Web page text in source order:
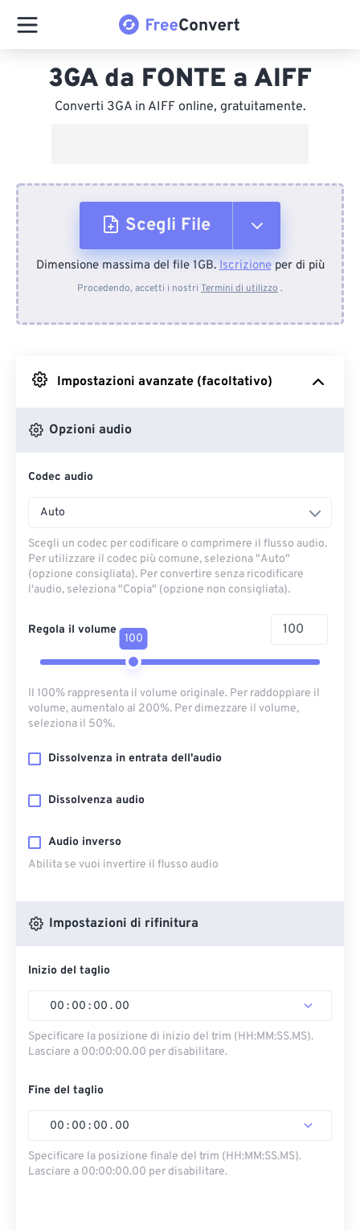
3GA da FONTE a AIFF
Converti 3GA in AIFF online, gratuitamente.
Scegli File
Dal dispositivo
Da Google Drive
Dimensione massima del file 1GB.Iscrizioneper di più
Procedendo, accetti i nostri Termini di utilizzo .
Impostazioni avanzate (facoltativo)
Opzioni audio
Codec audio
Auto
Scegli un codec per codificare o comprimere il flusso audio.
Per utilizzare il codec più comune, seleziona "Auto"
(opzione consigliata). Per convertire senza ricodificare
l'audio, seleziona "Copia" (opzione non consigliata).
Regola il volume
100
Il 100% rappresenta il volume originale. Per raddoppiare il
volume, aumentalo al 200%. Per dimezzare il volume,
seleziona il 50%.
Dissolvenza in entrata dell'audio
Dissolvenza audio
Audio inverso
Abilita se vuoi invertire il flusso audio
Impostazioni di rifinitura
Inizio del taglio
00 : 00 : 00 . 00
Specificare la posizione di inizio del trim (HH:MM:SS.MS).
Lasciare a 00:00:00.00 per disabilitare.
Fine del taglio
00 : 00 : 00 . 00
Specificare la posizione finale del trim (HH:MM:SS.MS).
Lasciare a 00:00:00.00 per disabilitare.